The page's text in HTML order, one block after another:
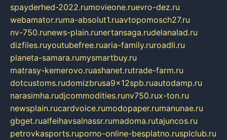
spayderhed-2022.rumovieone.ruevro-dez.ru
webamator.ruma-absolut1.ruavtopomosch27.ru
nv-750.runews-plain.runertansaga.rudelanalad.ru
dizfiles.ruyoutubefree.ruaria-family.ruroadli.ru
planeta-samara.rumysmartbuy.ru
matrasy-kemerovo.ruashanet.rutrade-farm.ru
dotcustoms.rudomizbrusa9x12spb.ruautodamp.ru
narasimha.rudjcommodities.runv750.rux-ton.ru
newsplain.rucardvoice.rumodopaper.rumanunae.ru
gbget.rualfeihavsalnassr.rumadoma.rutajuncos.ru
petrovkasports.ruporno-online-besplatno.rusplclub.ru